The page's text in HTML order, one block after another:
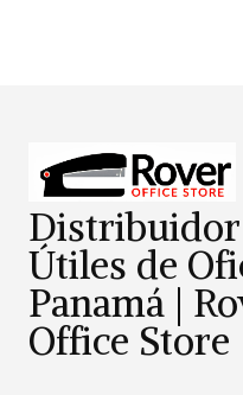
Útiles de
Panamá |
Office Store